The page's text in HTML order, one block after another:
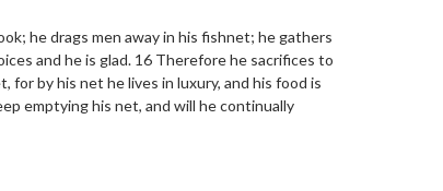
he drags men away in his fishnet; he gathers
and he is glad. 16 Therefore he sacrifices to
for by his net he lives in luxury, and his food is
emptying his net, and will he continually